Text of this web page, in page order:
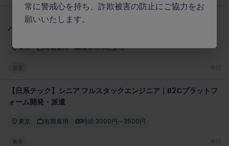
【グローバルIT企業】ServiceNowプロジェクトマネージャー｜
ハイブリッド勤務可
東京 有期雇用 業界水準による
新着
【日系テック】シニア フルスタックエンジニア｜B2Cプラットフ
ォーム開発・派遣
東京 有期雇用 時給 3000円～3500円
新着
常に警戒心を持ち、詐欺被害の防止にご協力をお
願いいたします。